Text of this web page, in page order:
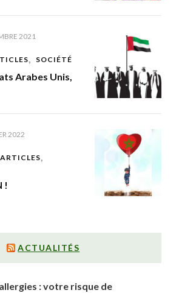
2021
SOCIÉTÉ
Arabes Unis,
2022
!
ACTUALITÉS
: votre risque de